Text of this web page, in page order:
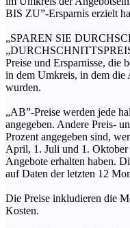
BIS ZU”-Ersparnis erzielt
„SPAREN SIE
Preise und Ersparnisse, die
in dem Umkreis, in dem die
wurden.
„AB”-Preise werden jede
angegeben. Andere Preis-
Prozent angegeben sind,
April, 1. Juli und 1. Oktober
Angebote erhalten haben.
auf Daten der letzten 12
Die Preise inkludieren die
Kosten.